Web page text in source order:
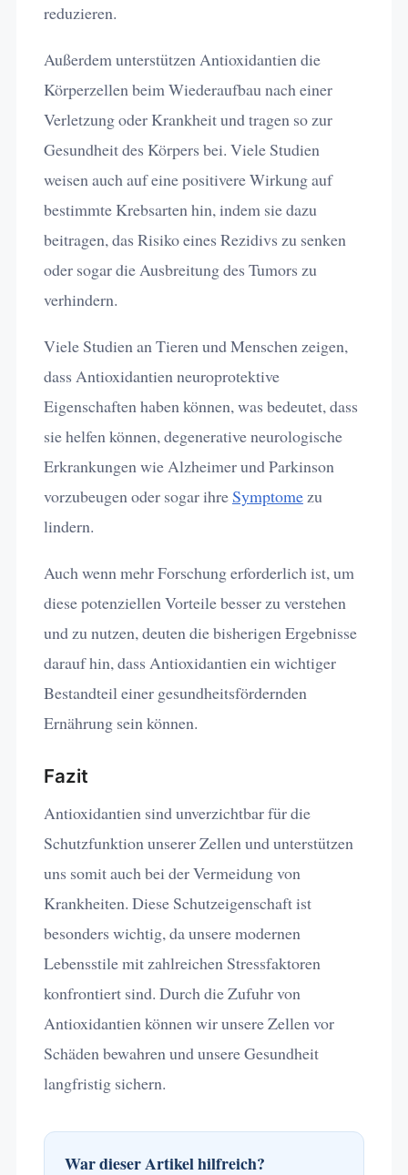
reduzieren.
Außerdem unterstützen Antioxidantien die
Körperzellen beim Wiederaufbau nach einer
Verletzung oder Krankheit und tragen so zur
Gesundheit des Körpers bei. Viele Studien
weisen auch auf eine positivere Wirkung auf
bestimmte Krebsarten hin, indem sie dazu
beitragen, das Risiko eines Rezidivs zu senken
oder sogar die Ausbreitung des Tumors zu
verhindern.
Viele Studien an Tieren und Menschen zeigen,
dass Antioxidantien neuroprotektive
Eigenschaften haben können, was bedeutet, dass
sie helfen können, degenerative neurologische
Erkrankungen wie Alzheimer und Parkinson
vorzubeugen oder sogar ihreSymptomezu
lindern.
Auch wenn mehr Forschung erforderlich ist, um
diese potenziellen Vorteile besser zu verstehen
und zu nutzen, deuten die bisherigen Ergebnisse
darauf hin, dass Antioxidantien ein wichtiger
Bestandteil einer gesundheitsfördernden
Ernährung sein können.
Fazit
Antioxidantien sind unverzichtbar für die
Schutzfunktion unserer Zellen und unterstützen
uns somit auch bei der Vermeidung von
Krankheiten. Diese Schutzeigenschaft ist
besonders wichtig, da unsere modernen
Lebensstile mit zahlreichen Stressfaktoren
konfrontiert sind. Durch die Zufuhr von
Antioxidantien können wir unsere Zellen vor
Schäden bewahren und unsere Gesundheit
langfristig sichern.
War dieser Artikel hilfreich?